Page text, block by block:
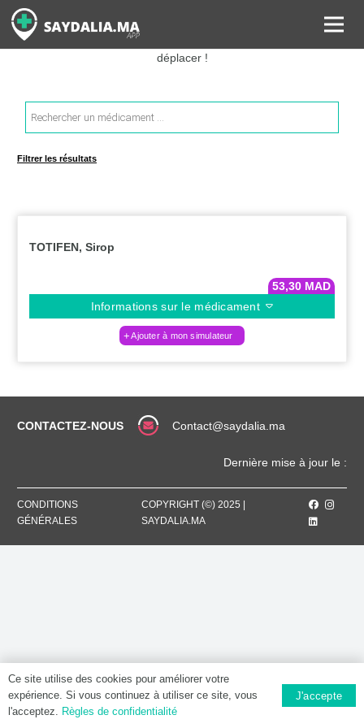
Rechercher les informations sur vos médicaments, leurs prix et
estimer ainsi le coût total de votre ordonnance, sans vous
déplacer !
Recherche
de
produits
Filtrer les résultats
TOTIFEN, Sirop
53,30 MAD
Informations sur le médicament
Ajouter à mon simulateur
CONTACTEZ-NOUS Contact@saydalia.ma
Dernière mise à jour le :
CONDITIONS
GÉNÉRALES
COPYRIGHT (©) 2025 |
SAYDALIA.MA
Ce site utilise des cookies pour améliorer votre
expérience. Si vous continuez à utiliser ce site, vous
l'acceptez. Règles de confidentialité
J'accepte